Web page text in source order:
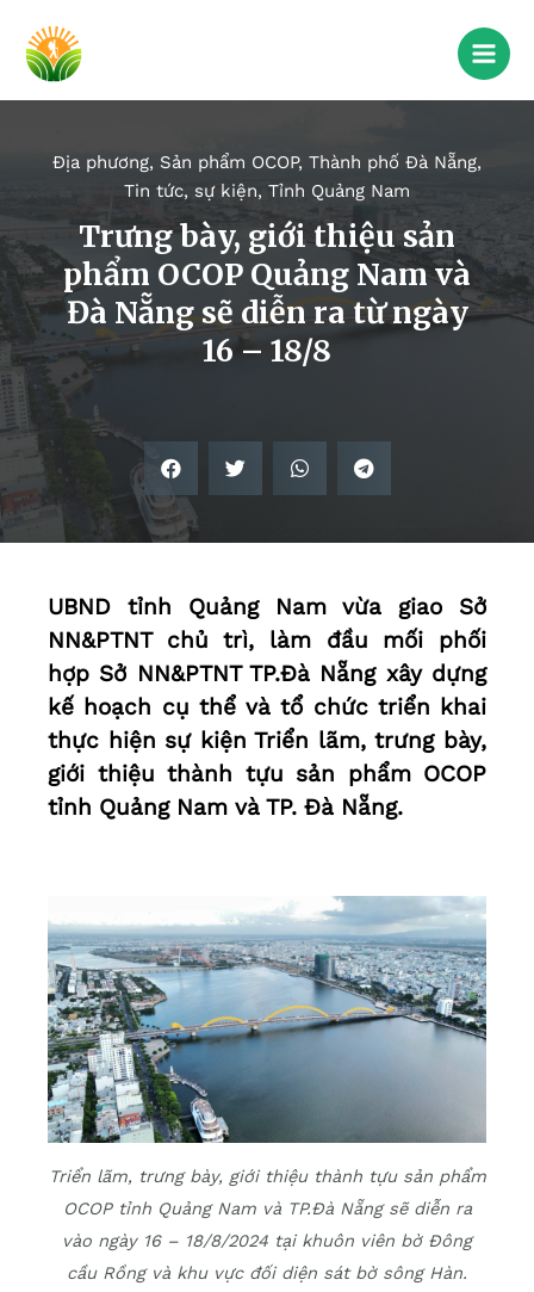
Địa phương, Sản phẩm OCOP, Thành phố Đà Nẵng,
Tin tức, sự kiện, Tỉnh Quảng Nam
Trưng bày, giới thiệu sản
phẩm OCOP Quảng Nam và
Đà Nẵng sẽ diễn ra từ ngày
16 – 18/8
UBND tỉnh Quảng Nam vừa giao Sở
NN&PTNT chủ trì, làm đầu mối phối
hợp Sở NN&PTNT TP.Đà Nẵng xây dựng
kế hoạch cụ thể và tổ chức triển khai
thực hiện sự kiện Triển lãm, trưng bày,
giới thiệu thành tựu sản phẩm OCOP
tỉnh Quảng Nam và TP. Đà Nẵng.
Triển lãm, trưng bày, giới thiệu thành tựu sản phẩm
OCOP tỉnh Quảng Nam và TP.Đà Nẵng sẽ diễn ra
vào ngày 16 – 18/8/2024 tại khuôn viên bờ Đông
cầu Rồng và khu vực đối diện sát bờ sông Hàn.